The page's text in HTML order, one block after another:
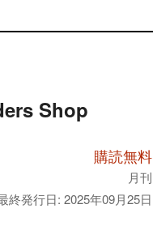
Shop
購読無料
月刊
終発行日: 2025年09月25日